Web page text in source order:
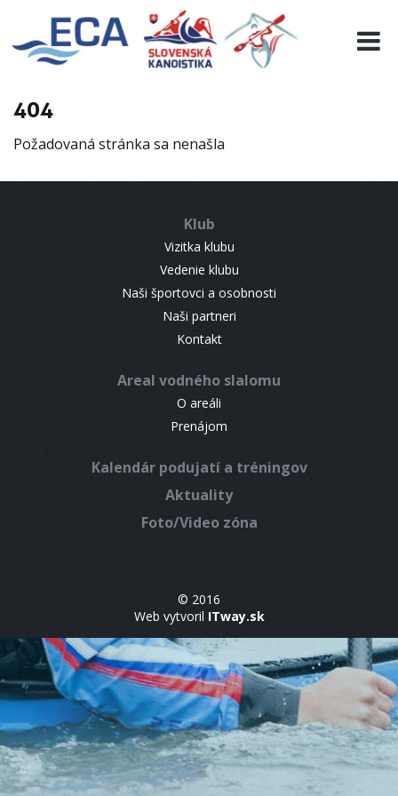
404
Požadovaná stránka sa nenašla
Klub
Vizitka klubu
Vedenie klubu
Naši športovci a osobnosti
Naši partneri
Kontakt
Areal vodného slalomu
O areáli
Prenájom
Kalendár podujatí a tréningov
Aktuality
Foto/Video zóna
© 2016
Web vytvoril ITway.sk
EURO 19
INFO
RESULTS
CONTACT